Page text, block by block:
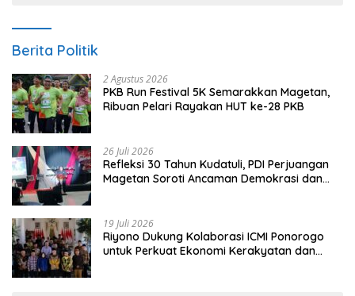
Berita Politik
2 Agustus 2026
PKB Run Festival 5K Semarakkan Magetan,
Ribuan Pelari Rayakan HUT ke-28 PKB
26 Juli 2026
Refleksi 30 Tahun Kudatuli, PDI Perjuangan
Magetan Soroti Ancaman Demokrasi dan
19 Juli 2026
Riyono Dukung Kolaborasi ICMI Ponorogo
untuk Perkuat Ekonomi Kerakyatan dan